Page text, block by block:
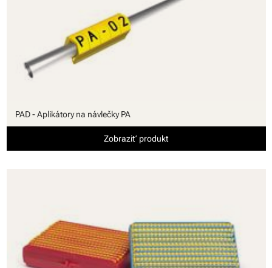
PAD - Aplikátory na návlečky PA
Zobraziť produkt